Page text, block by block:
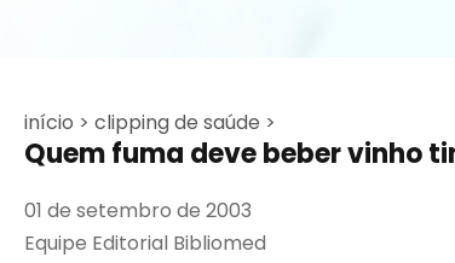
início > clipping de saúde >
Quem fuma deve beber vinho
01 de setembro de 2003
Equipe Editorial Bibliomed